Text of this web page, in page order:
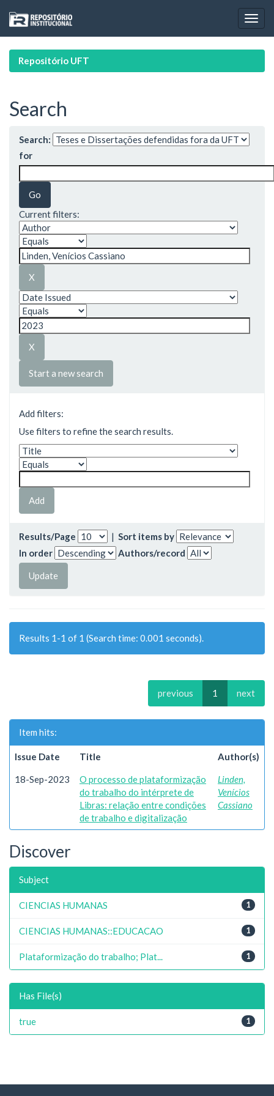
navigation
Repositório UFT
Search
Search:
for
Current filters:
Start a new search
Add filters:
Use filters to refine the search results.
Results/Page | Sort items by
In order
Authors/record
Results 1-1 of 1 (Search time: 0.001 seconds).
previous 1 next
Item hits:
Issue Date Title Author(s)
18-Sep-2023
O processo de plataformização
do trabalho do intérprete de
Libras: relação entre condições
de trabalho e digitalização
Linden,
Venícios
Cassiano
Discover
Subject
1
CIENCIAS HUMANAS
1
CIENCIAS HUMANAS::EDUCACAO
1
Plataformização do trabalho; Plat...
Has File(s)
1
true